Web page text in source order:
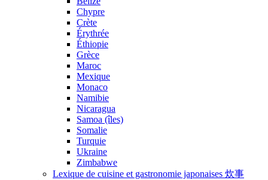
Chypre
Crète
Érythrée
Éthiopie
Grèce
Maroc
Mexique
Monaco
Namibie
Nicaragua
Samoa (îles)
Somalie
Turquie
Ukraine
Zimbabwe
Lexique de cuisine et gastronomie japonaises 炊事